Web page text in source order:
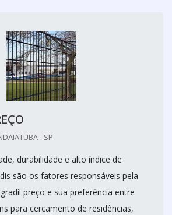
- SP
durabilidade e alto índice de
são os fatores responsáveis pela
preço e sua preferência entre
para cercamento de residências,